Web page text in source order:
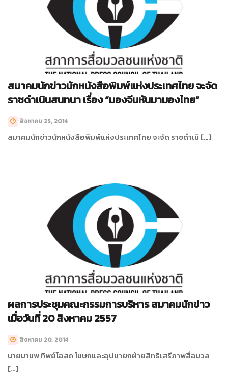
สมาคมนักข่าวนักหนังสือพิมพ์แห่งประเทศไทย จะจัด
ราชดำเนินสนทนา เรื่อง “มองจีนหันมามองไทย”
สิงหาคม 25, 2014
สมาคมนักข่าวนักหนังสือพิมพ์แห่งประเทศไทย จะจัด ราชดำเนิ […]
ผลการประชุมคณะกรรมการบริหาร สมาคมนักข่าว
เมื่อวันที่ 20 สิงหาคม 2557
สิงหาคม 20, 2014
นายมานพ ทิพย์โอสถ โฆษกและอุปนายกฝ่ายสิทธิเสรีภาพสื่อมวล
[…]